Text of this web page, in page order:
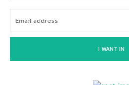
I WANT IN